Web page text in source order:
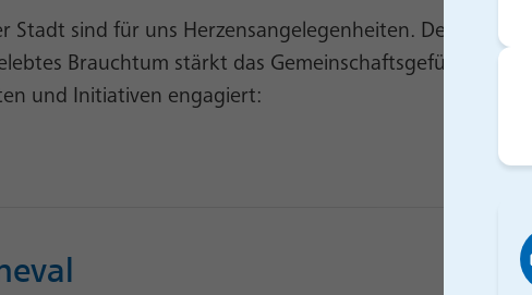
sind für uns Herzensangelegenheiten. Deswegen
Brauchtum stärkt das Gemeinschaftsgefühl und
und Initiativen engagiert: